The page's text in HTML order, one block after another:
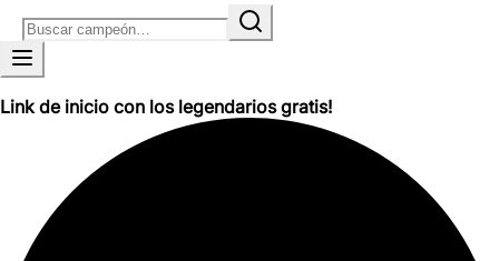
Link de inicio con los legendarios gratis!